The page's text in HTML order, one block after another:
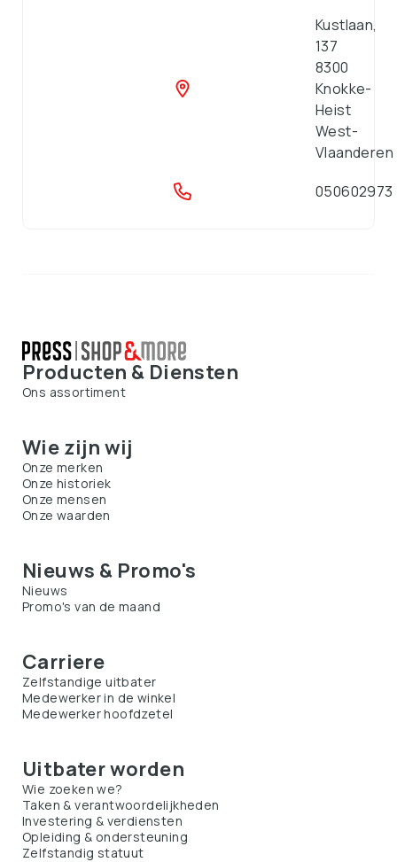
Kustlaan,
137
8300
Knokke-
Heist
West-
Vlaanderen
050602973
Producten & Diensten
Ons assortiment
Wie zijn wij
Onze merken
Onze historiek
Onze mensen
Onze waarden
Nieuws & Promo's
Nieuws
Promo's van de maand
Carriere
Zelfstandige uitbater
Medewerker in de winkel
Medewerker hoofdzetel
Uitbater worden
Wie zoeken we?
Taken & verantwoordelijkheden
Investering & verdiensten
Opleiding & ondersteuning
Zelfstandig statuut